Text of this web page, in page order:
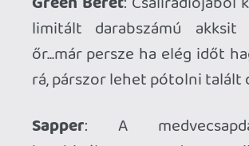
búvár felfújható csónakjából valami
katasztrofális a platformokon landolás.
PC-n ki tudtam próbálni a konzolos
irányítást is, ami - billentyűzet és egér
után! - nagyon röviden olyan mint a
szórakoztató, de leginkább fájdalmas. A